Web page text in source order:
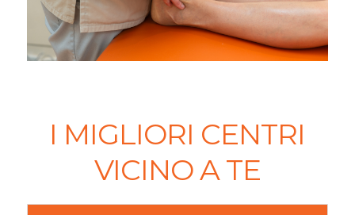
I MIGLIORI CENTRI
VICINO A TE